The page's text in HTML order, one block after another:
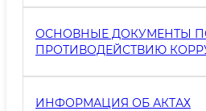
ОСНОВНЫЕ ДОКУМЕНТЫ
ПРОТИВОДЕЙСТВИЮ
ИНФОРМАЦИЯ ОБ АКТАХ